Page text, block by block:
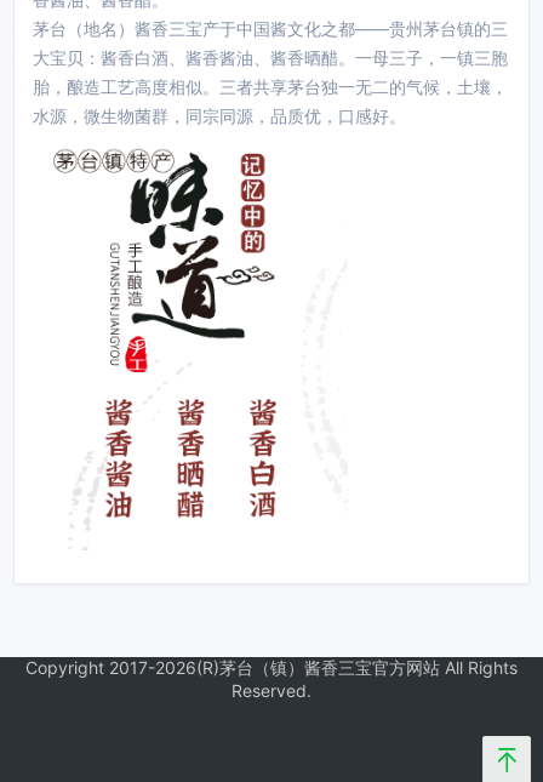
茅台（地名）酱香三宝产于中国酱文化之都——贵州茅台镇的三
大宝贝：酱香白酒、酱香酱油、酱香晒醋。一母三子，一镇三胞
胎，酿造工艺高度相似。三者共享茅台独一无二的气候，土壤，
水源，微生物菌群，同宗同源，品质优，口感好。
Copyright 2017-2026(R)茅台（镇）酱香三宝官方网站 All Rights
Reserved.